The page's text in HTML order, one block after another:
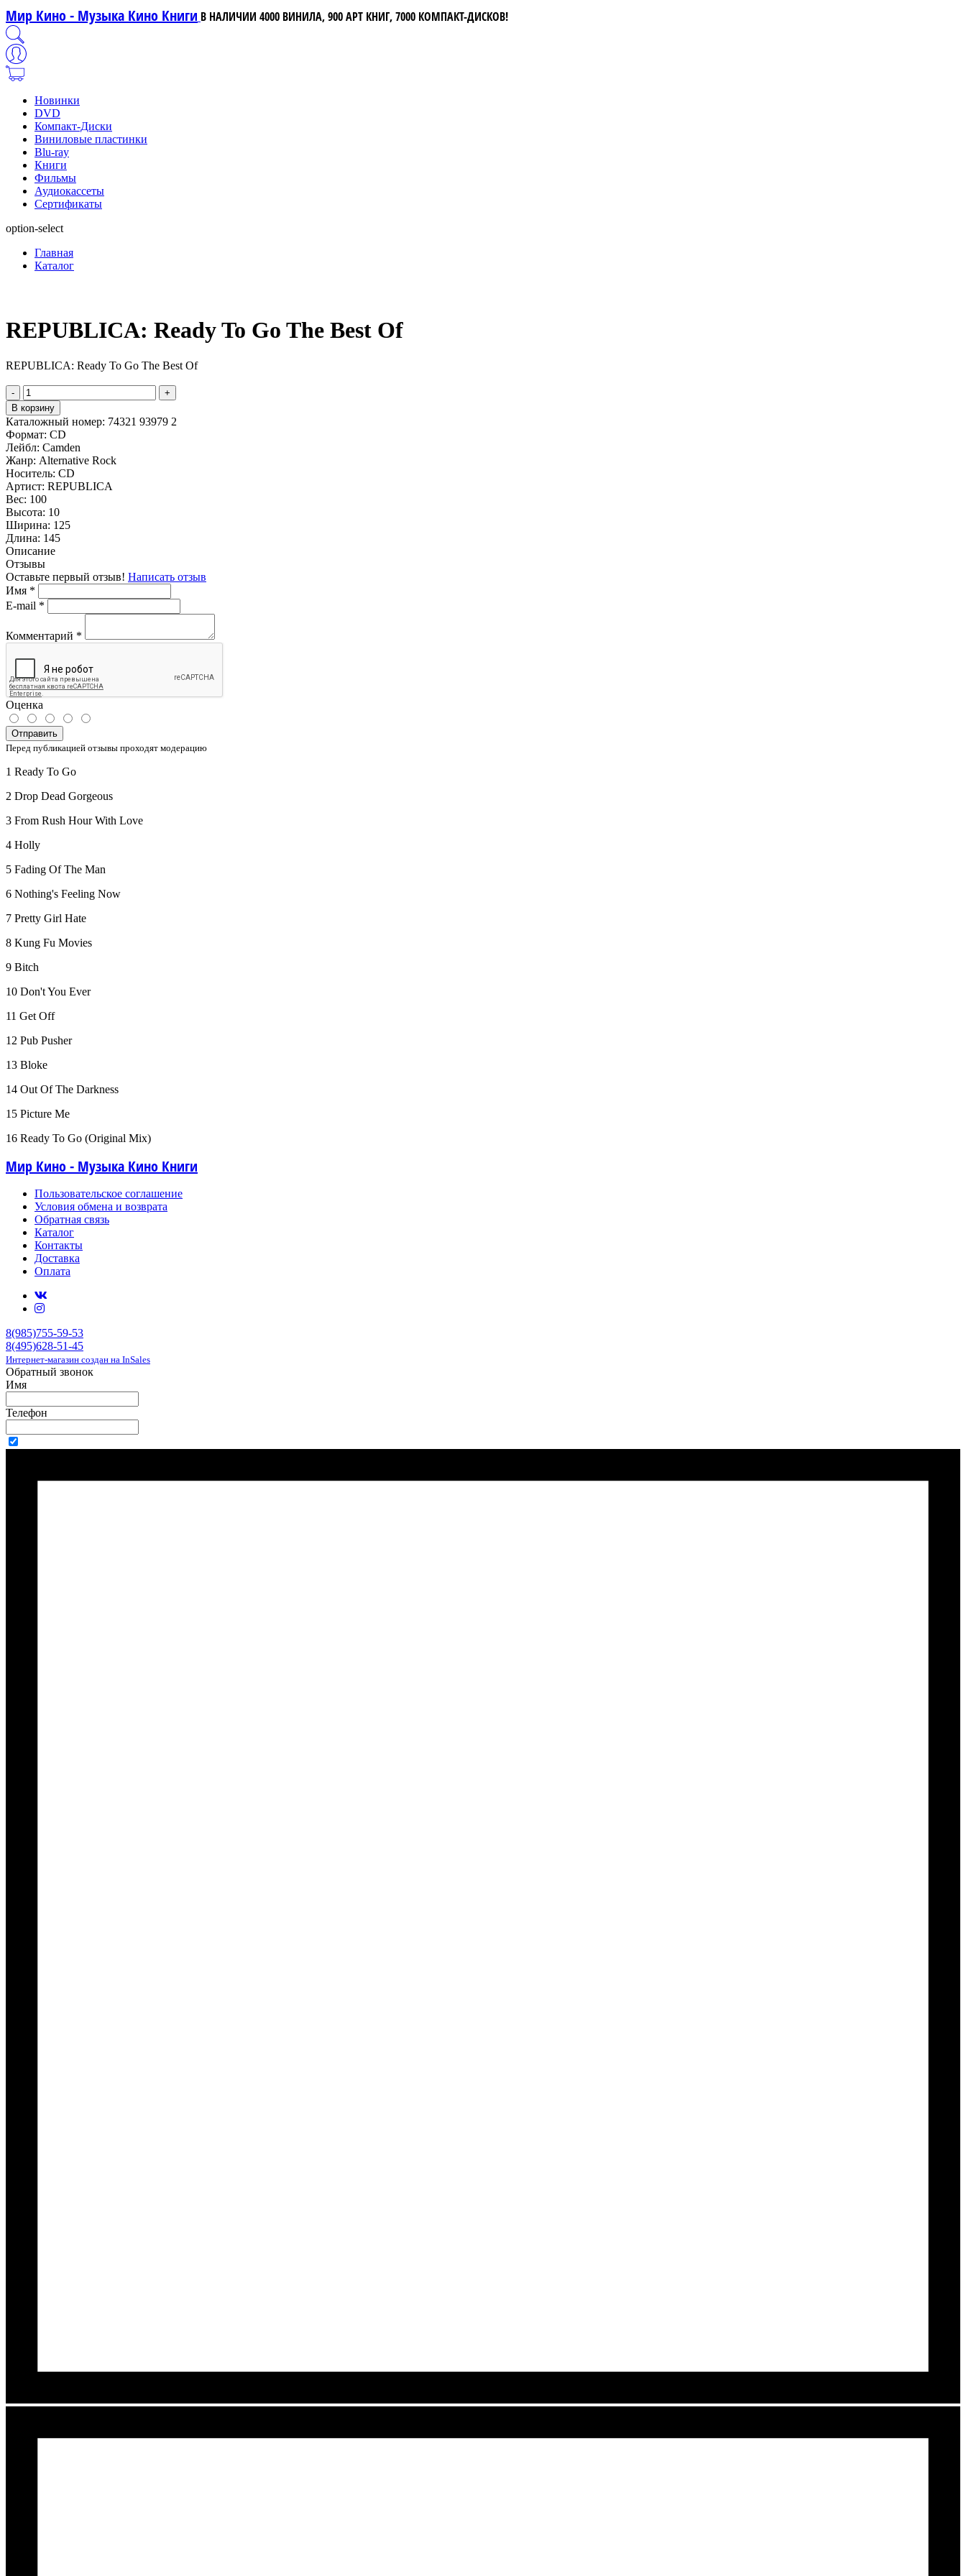
Мир Кино - Музыка Кино Книги В НАЛИЧИИ 4000 ВИНИЛА, 900 АРТ КНИГ, 7000 КОМПАКТ-ДИСКОВ!
Новинки
DVD
Компакт-Диски
Виниловые пластинки
Blu-ray
Книги
Фильмы
Аудиокассеты
Сертификаты
option-select
Главная
Каталог
REPUBLICA: Ready To Go The Best Of
REPUBLICA: Ready To Go The Best Of
-
+
В корзину
Каталожный номер: 74321 93979 2
Формат: CD
Лейбл: Camden
Жанр: Alternative Rock
Носитель: CD
Артист: REPUBLICA
Вес: 100
Высота: 10
Ширина: 125
Длина: 145
Описание
Отзывы
Оставьте первый отзыв! Написать отзыв
Имя *
E-mail *
Комментарий *
Оценка
Отправить
Перед публикацией отзывы проходят модерацию
1 Ready To Go
2 Drop Dead Gorgeous
3 From Rush Hour With Love
4 Holly
5 Fading Of The Man
6 Nothing's Feeling Now
7 Pretty Girl Hate
8 Kung Fu Movies
9 Bitch
10 Don't You Ever
11 Get Off
12 Pub Pusher
13 Bloke
14 Out Of The Darkness
15 Picture Me
16 Ready To Go (Original Mix)
Мир Кино - Музыка Кино Книги
Пользовательское соглашение
Условия обмена и возврата
Обратная связь
Каталог
Контакты
Доставка
Оплата
8(985)755-59-53
8(495)628-51-45
Интернет-магазин создан на InSales
Обратный звонок
Имя
Телефон